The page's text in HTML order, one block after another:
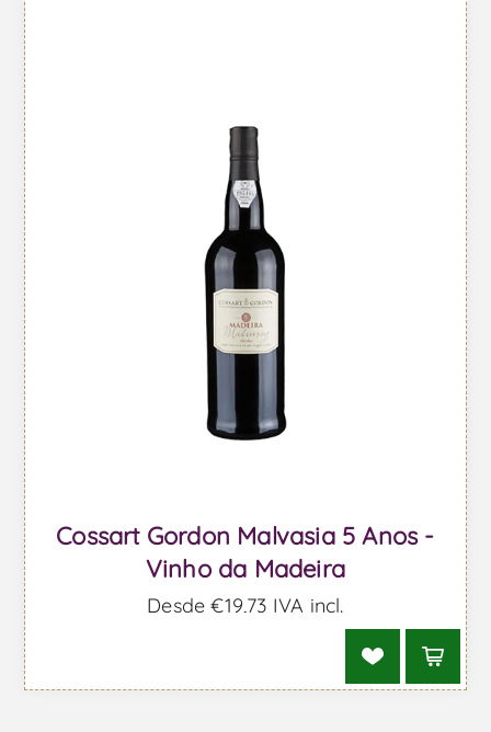
Cossart Gordon Malvasia 5 Anos -
Vinho da Madeira
Desde €19,73 IVA incl.